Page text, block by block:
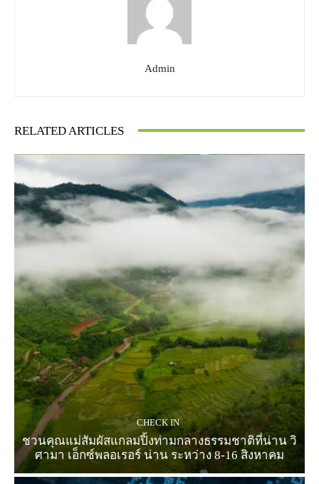
Admin
RELATED ARTICLES
CHECK IN
ชวนคุณแม่สัมผัสแกลมปิ้งท่ามกลางธรรมชาติที่น่าน วิ
ศามา เอ็กซ์พลอเรอร์ น่าน ระหว่าง 8-16 สิงหาคม